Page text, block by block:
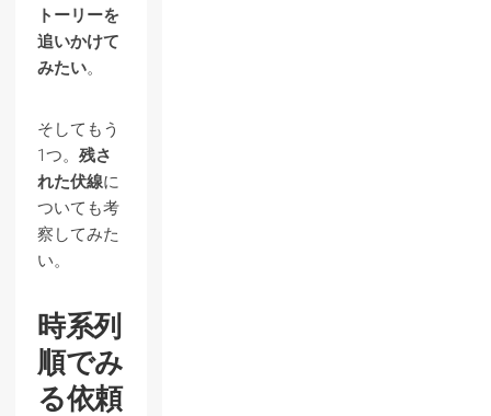
トーリーを
追いかけて
みたい。
そしてもう
1つ。 残さ
れた伏線に
ついても考
察してみた
い。
時系列
順でみ
る依頼